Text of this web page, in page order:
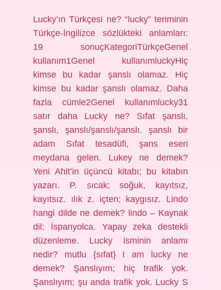
Lucky’ın Türkçesi ne? “lucky” teriminin
Türkçe-İngilizce sözlükteki anlamları:
19 sonuçKategoriTürkçeGenel
kullanım1Genel kullanımluckyHiç
kimse bu kadar şanslı olamaz. Hiç
kimse bu kadar şanslı olamaz. Daha
fazla cümle2Genel kullanımlucky31
satır daha Lucky ne? Sıfat şanslı,
şanslı, şanslı/şanslı/şanslı. şanslı bir
adam Sıfat tesadüfi, şans eseri
meydana gelen. Lukey ne demek?
Yeni Ahit’in üçüncü kitabı; bu kitabın
yazarı. P. sıcak; soğuk, kayıtsız,
kayıtsız. ılık z. içten; kaygısız. Lindo
hangi dilde ne demek? lindo – Kaynak
dil: İspanyolca. Yapay zeka destekli
düzenleme. Lucky isminin anlamı
nedir? mutlu {sıfat} I am lucky ne
demek? Şanslıyım; hiç trafik yok.
Şanslıyım; şu anda trafik yok. Lucky S